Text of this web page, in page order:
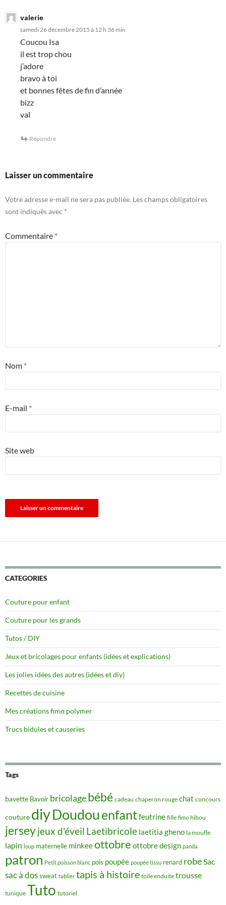
valerie
samedi 26 décembre 2015 à 12 h 36 min
Coucou Isa
il est trop chou
j’adore
bravo à toi
et bonnes fêtes de fin d’année
bizz
val
Répondre
Laisser un commentaire
Votre adresse e-mail ne sera pas publiée. Les champs obligatoires
sont indiqués avec *
Commentaire *
Nom *
E-mail *
Site web
CATEGORIES
Couture pour enfant
Couture pour les grands
Tutos / DIY
Jeux et bricolages pour enfants (idées et explications)
Les jolies idées des autres (idées et diy)
Recettes de cuisine
Mes créations fimo polymer
Trucs bidules et causeries
Tags
bavette Bavoir bricolagebébé cadeau chaperon rouge chat concours
couture diyDoudou enfantfeutrine fille fimo hibou
jerseyjeux d'éveil Laetibricole laetitia gheno la moufle
lapin loup maternelle minkeeottobre ottobre design panda
patron Petit poisson blanc pois poupée poupée tissu renard robeSac
sac à dossweat tablier tapis à histoire toile enduite trousse
tunique Tuto tutoriel